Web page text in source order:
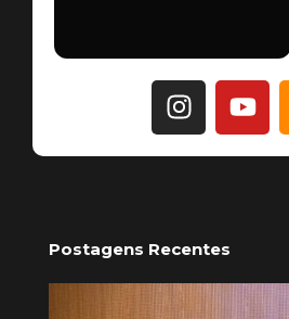
Postagens Recentes